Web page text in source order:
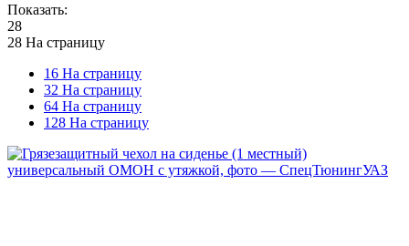
Показать:
28
28 На страницу
16 На страницу
32 На страницу
64 На страницу
128 На страницу